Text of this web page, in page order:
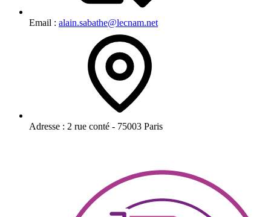
Email : alain.sabathe@lecnam.net
Adresse : 2 rue conté - 75003 Paris